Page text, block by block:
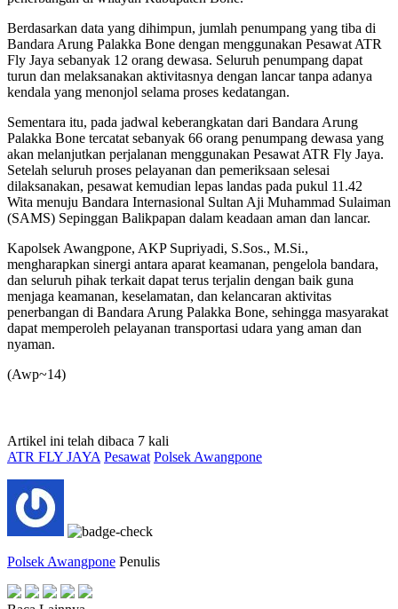
Berdasarkan data yang dihimpun, jumlah penumpang yang tiba di
Bandara Arung Palakka Bone dengan menggunakan Pesawat ATR
Fly Jaya sebanyak 12 orang dewasa. Seluruh penumpang dapat
turun dan melaksanakan aktivitasnya dengan lancar tanpa adanya
kendala yang menonjol selama proses kedatangan.
Sementara itu, pada jadwal keberangkatan dari Bandara Arung
Palakka Bone tercatat sebanyak 66 orang penumpang dewasa yang
akan melanjutkan perjalanan menggunakan Pesawat ATR Fly Jaya.
Setelah seluruh proses pelayanan dan pemeriksaan selesai
dilaksanakan, pesawat kemudian lepas landas pada pukul 11.42
Wita menuju Bandara Internasional Sultan Aji Muhammad Sulaiman
(SAMS) Sepinggan Balikpapan dalam keadaan aman dan lancar.
Kapolsek Awangpone, AKP Supriyadi, S.Sos., M.Si.,
mengharapkan sinergi antara aparat keamanan, pengelola bandara,
dan seluruh pihak terkait dapat terus terjalin dengan baik guna
menjaga keamanan, keselamatan, dan kelancaran aktivitas
penerbangan di Bandara Arung Palakka Bone, sehingga masyarakat
dapat memperoleh pelayanan transportasi udara yang aman dan
nyaman.
(Awp~14)
Artikel ini telah dibaca 7 kali
ATR FLY JAYA Pesawat Polsek Awangpone
Polsek Awangpone Penulis